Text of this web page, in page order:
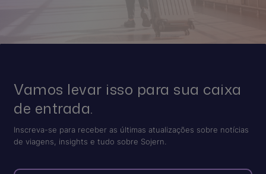
Vamos levar isso para sua caixa
de entrada.
Inscreva-se para receber as últimas atualizações sobre notícias
de viagens, insights e tudo sobre Sojern.